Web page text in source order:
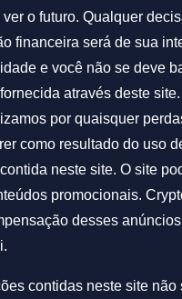
ver o futuro. Qualquer
financeira será de sua
e você não se deve
através deste
por quaisquer
como resultado do uso
neste site. O site
promocionais.
desses
contidas neste site não